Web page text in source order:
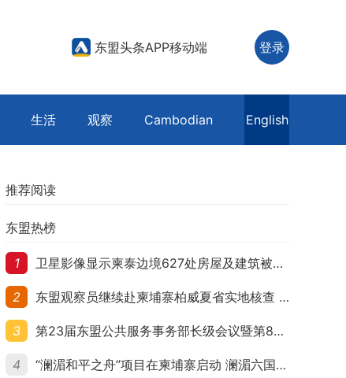
东盟头条APP移动端 登录
生活 观察 Cambodian English
推荐阅读
东盟热榜
1 卫星影像显示柬泰边境627处房屋及建筑被夷平 人权组织呼吁保护平民财产
2 东盟观察员继续赴柬埔寨柏威夏省实地核查 走访遭袭柬埔寨平民村庄
3 第23届东盟公共服务事务部长级会议暨第8届东盟与中日韩公共服务事务部长级会议在柬埔寨暹粒开幕
4 “澜湄和平之舟”项目在柬埔寨启动 澜湄六国青年共话和平与发展